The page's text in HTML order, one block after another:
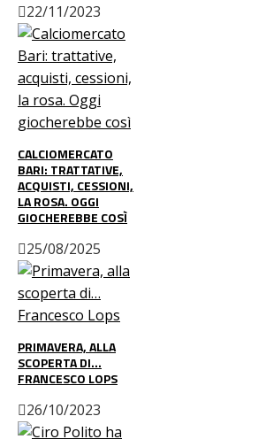
22/11/2023
CALCIOMERCATO
BARI: TRATTATIVE,
ACQUISTI, CESSIONI,
LA ROSA. OGGI
GIOCHEREBBE COSÌ
25/08/2025
PRIMAVERA, ALLA
SCOPERTA DI…
FRANCESCO LOPS
26/10/2023